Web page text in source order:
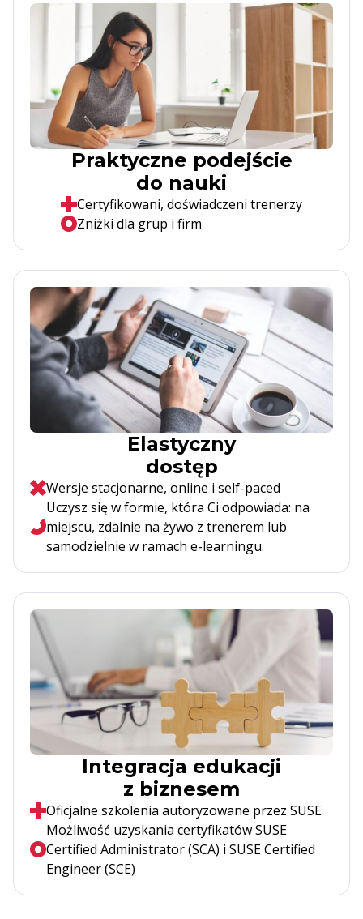
Praktyczne podejście
do nauki
Certyfikowani, doświadczeni trenerzy
Zniżki dla grup i firm
Elastyczny
dostęp
Wersje stacjonarne, online i self-paced
Uczysz się w formie, która Ci odpowiada: na
miejscu, zdalnie na żywo z trenerem lub
samodzielnie w ramach e-learningu.
Integracja edukacji
z biznesem
Oficjalne szkolenia autoryzowane przez SUSE
Możliwość uzyskania certyfikatów SUSE
Certified Administrator (SCA) i SUSE Certified
Engineer (SCE)